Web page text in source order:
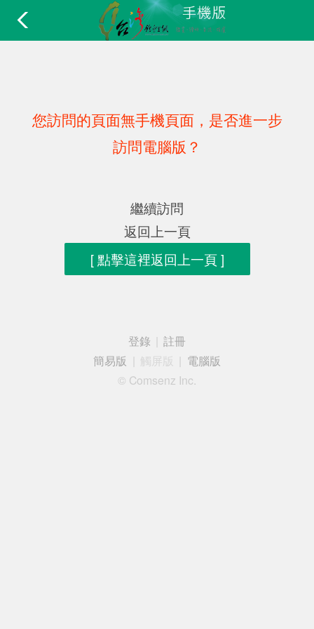
您訪問的頁面無手機頁面，是否進一步
訪問電腦版？
繼續訪問
返回上一頁
[ 點擊這裡返回上一頁 ]
登錄
註冊
簡易版
觸屏版
電腦版
© Comsenz Inc.